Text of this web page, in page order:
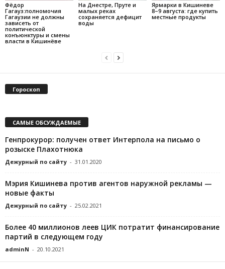
Фёдор
Гагауз:полномочия
Гагаузии не должны
зависеть от
политической
конъюнктуры и смены
власти в Кишинёве
На Днестре, Пруте и
малых реках
сохраняется дефицит
воды
Ярмарки в Кишиневе
8–9 августа: где купить
местные продукты
Гороскоп
САМЫЕ ОБСУЖДАЕМЫЕ
Генпрокурор: получен ответ Интерпола на письмо о
розыске Плахотнюка
Дежурный по сайту - 31.01.2020
Мэрия Кишинева против агентов наружной рекламы —
новые факты
Дежурный по сайту - 25.02.2021
Более 40 миллионов леев ЦИК потратит финансирование
партий в следующем году
adminN - 20.10.2021